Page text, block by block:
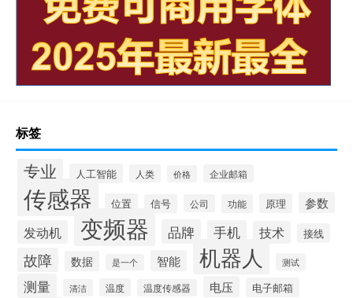
标签
专业 人工智能 人类 价格 企业邮箱
传感器 位置 信号 公司 功能 原理 参数
发动机 变频器 品牌 手机 技术 接线
故障 数据 是一个 智能 机器人 测试
测量 清洁 温度 温度传感器 电压 电子邮箱